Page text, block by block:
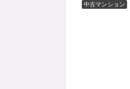
中古マンション